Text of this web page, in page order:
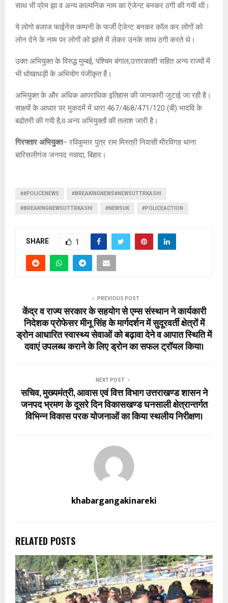
साथ भी प्रेम झा व अन्य काल्पनिक नाम का ऐजेन्ट बनकर ठगी की गयी थी।
ये लोगो बजाज फाईनेंस कम्पनी के फर्जी ऐजेन्ट बनकर कॉल कर लोगों को
लोन देने के नाम पर लोगों को झांसे में लेकर उनके साथ ठगी करते थे।
उक्त अभियुक्त के विरुद्ध मुम्बई, पश्चिम बंगाल,उत्तरकाशी सहित अन्य राज्यों में
भी धोखाधड़ी के अभियोग पंजीकृत हैं।
अभियुक्त के और अधिक आपराधिक इतिहास की जानकारी जुटाई जा रही है।
साक्ष्यों के आधार पर मुकदमें में धारा 467/468/471/120 (बी) भादवि के
बढोतरी की गयी है,व अन्य अभियुक्तों की तलाश जारी है।
गिरफ्तार अभियुक्त– रविकुमार पुत्र राम मिस्त्री निवासी मीरविगह थाना
बारिसलीगंज जनपद नवादा, बिहार।
##POLICENEWS #BREAKINGNEWS#NEWSUTTRKASHI
#BREAKINGNEWSUTTRKASHI #NEWSUK #POLICEACTION
SHARE 1
PREVIOUS POST
केंद्र व राज्य सरकार के सहयोग से एम्स संस्थान ने कार्यकारी
निदेशक प्रोफेसर मीनू सिंह के मार्गदर्शन में सुदूरवर्ती क्षेत्रों में
ड्रोन आधारित स्वास्थ्य सेवाओं को बढ़ावा देने व आपात स्थिति में
दवाएं उपलब्ध कराने के लिए ड्रोन का सफल ट्रॉयल किया।
NEXT POST
सचिव, मुख्यमंत्री, आवास एवं वित्त विभाग उत्तराखण्ड शासन ने
जनपद भ्रमण के दूसरे दिन विकासखण्ड घनसाली क्षेत्रान्तर्गत
विभिन्न विकास परक योजनाओं का किया स्थलीय निरीक्षण।
khabargangakinareki
RELATED POSTS